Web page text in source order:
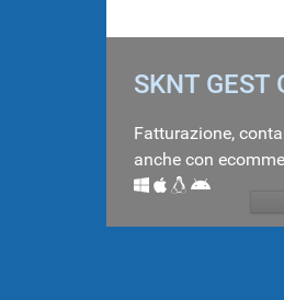
SKNT
Fatturazione,
anche con